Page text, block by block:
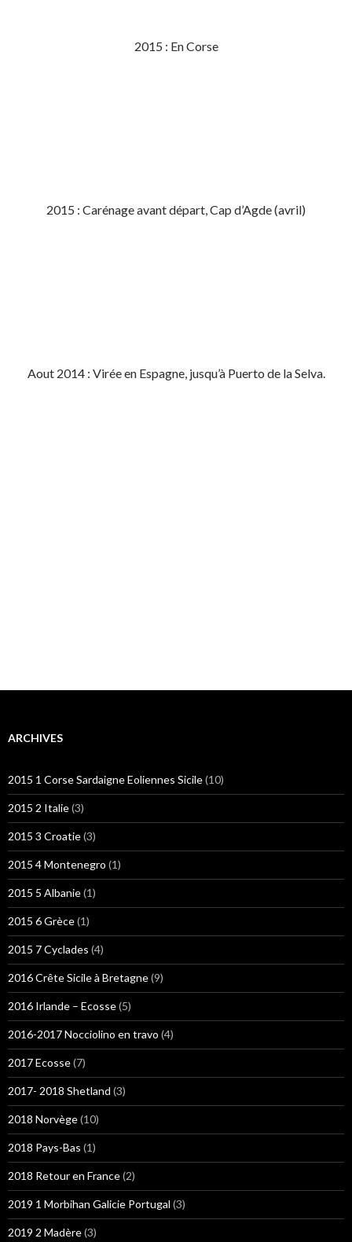
2015 : En Corse
2015 : Carénage avant départ, Cap d’Agde (avril)
Aout 2014 : Virée en Espagne, jusqu’à Puerto de la Selva.
ARCHIVES
2015 1 Corse Sardaigne Eoliennes Sicile(10)
2015 2 Italie(3)
2015 3 Croatie(3)
2015 4 Montenegro (1)
2015 5 Albanie(1)
2015 6 Grèce(1)
2015 7 Cyclades (4)
2016 Crête Sicile à Bretagne(9)
2016 Irlande – Ecosse(5)
2016-2017 Nocciolino en travo (4)
2017 Ecosse(7)
2017- 2018 Shetland (3)
2018 Norvège(10)
2018 Pays-Bas (1)
2018 Retour en France(2)
2019 1 Morbihan Galicie Portugal (3)
2019 2 Madère(3)